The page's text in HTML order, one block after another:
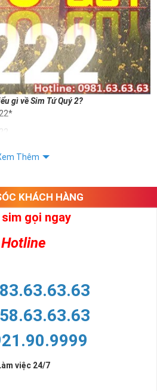
gì về Sim Tứ Quý 2?
số trong sim.
hơn.
chúng ta lựa chọn, dựa vào những
quyết định quan trọng.
Thêm
KHÁCH HÀNG
sim gọi ngay
Hotline
việc 24/7